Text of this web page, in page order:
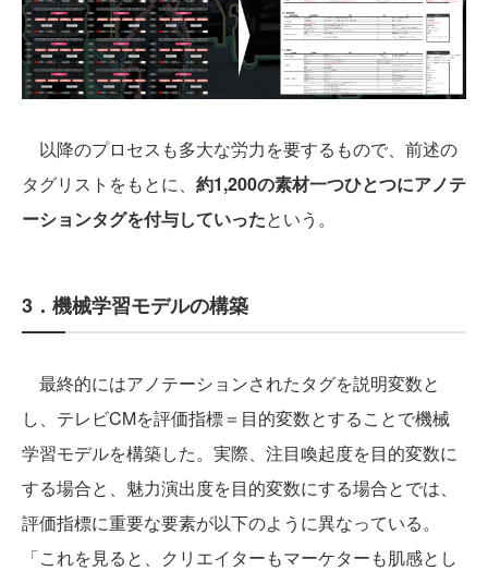
以降のプロセスも多大な労力を要するもので、前述の
タグリストをもとに、 約1,200の素材一つひとつにアノテ
ーションタグを付与していったという。
3．機械学習モデルの構築
最終的にはアノテーションされたタグを説明変数と
し、テレビCMを評価指標＝目的変数とすることで機械
学習モデルを構築した。実際、注目喚起度を目的変数に
する場合と、魅力演出度を目的変数にする場合とでは、
評価指標に重要な要素が以下のように異なっている。
「これを見ると、クリエイターもマーケターも肌感とし